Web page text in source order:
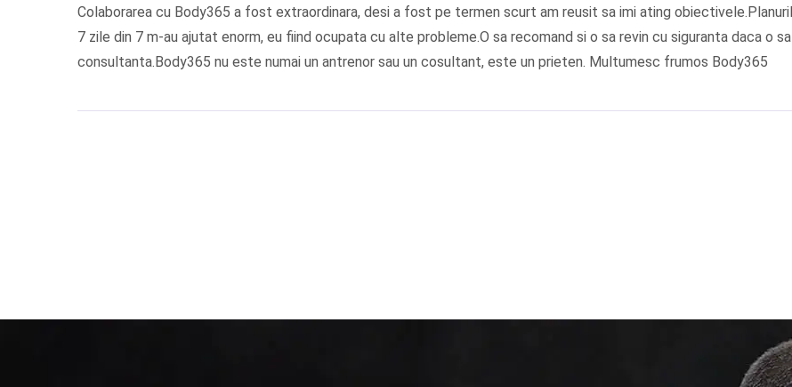
Colaborarea cu Body365 a fost extraordinara, desi a fost pe termen scurt am reusit sa imi ating
7 zile din 7 m-au ajutat enorm, eu fiind ocupata cu alte probleme.O sa recomand si o sa revin cu siguranta daca o
consultanta.Body365 nu este numai un antrenor sau un cosultant, este un prieten. Multumesc frumos Body365